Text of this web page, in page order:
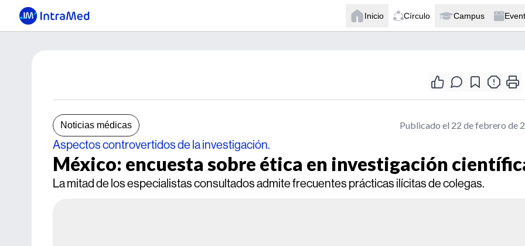
Inicio Círculo Campus
Noticias médicas Publicado el 22 de febrero de
Aspectos controvertidos de la investigación.
México: encuesta sobre ética en investigación
La mitad de los especialistas consultados admite frecuentes prácticas ilícitas de colegas.